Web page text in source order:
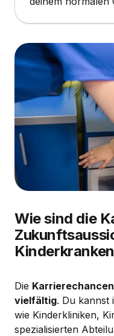
Wie sind die
Die Karrierechancen
vielfältig. Du kannst
wie Kinderkliniken,
spezialisierten